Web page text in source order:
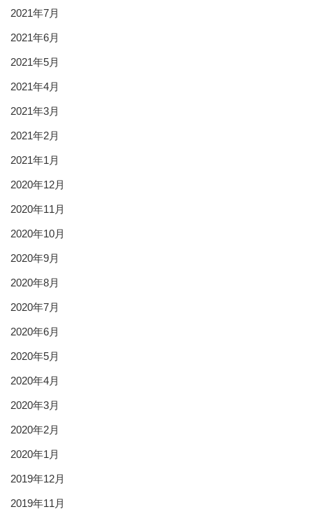
2021年7月
2021年6月
2021年5月
2021年4月
2021年3月
2021年2月
2021年1月
2020年12月
2020年11月
2020年10月
2020年9月
2020年8月
2020年7月
2020年6月
2020年5月
2020年4月
2020年3月
2020年2月
2020年1月
2019年12月
2019年11月